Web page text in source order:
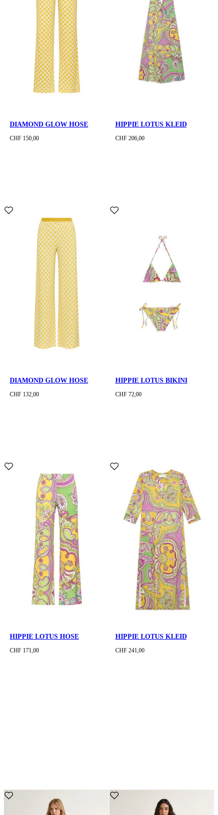
DIAMOND GLOW HOSE
CHF 150,00
HIPPIE LOTUS KLEID
CHF 206,00
DIAMOND GLOW HOSE
CHF 132,00
HIPPIE LOTUS BIKINI
CHF 72,00
HIPPIE LOTUS HOSE
CHF 171,00
HIPPIE LOTUS KLEID
CHF 241,00